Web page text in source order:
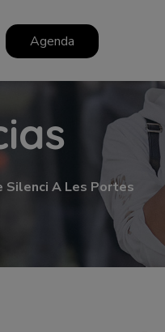
Agenda
Silenci A Les Portes